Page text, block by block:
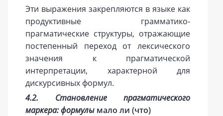
Эти выражения закрепляются в языке как
продуктивные грамматико-
прагматические структуры, отражающие
постепенный переход от лексического
значения к прагматической
интерпретации, характерной для
дискурсивных формул.
4.2. Становление прагматического
маркера: формулы мало ли (что)